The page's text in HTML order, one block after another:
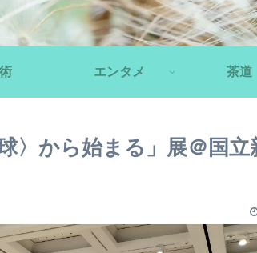
エンタメ 茶道
から始まる」展＠国立